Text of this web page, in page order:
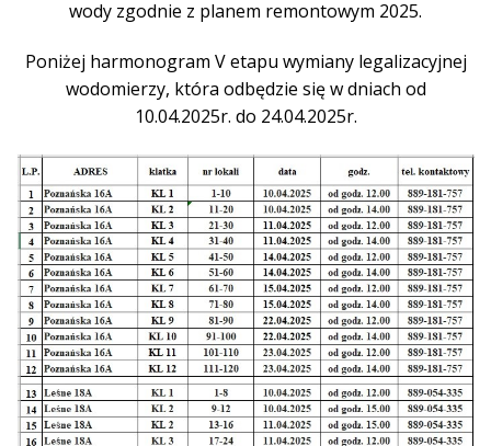
wody zgodnie z planem remontowym 2025.
Poniżej harmonogram V etapu wymiany legalizacyjnej
wodomierzy, która odbędzie się w dniach od
10.04.2025r. do 24.04.2025r.